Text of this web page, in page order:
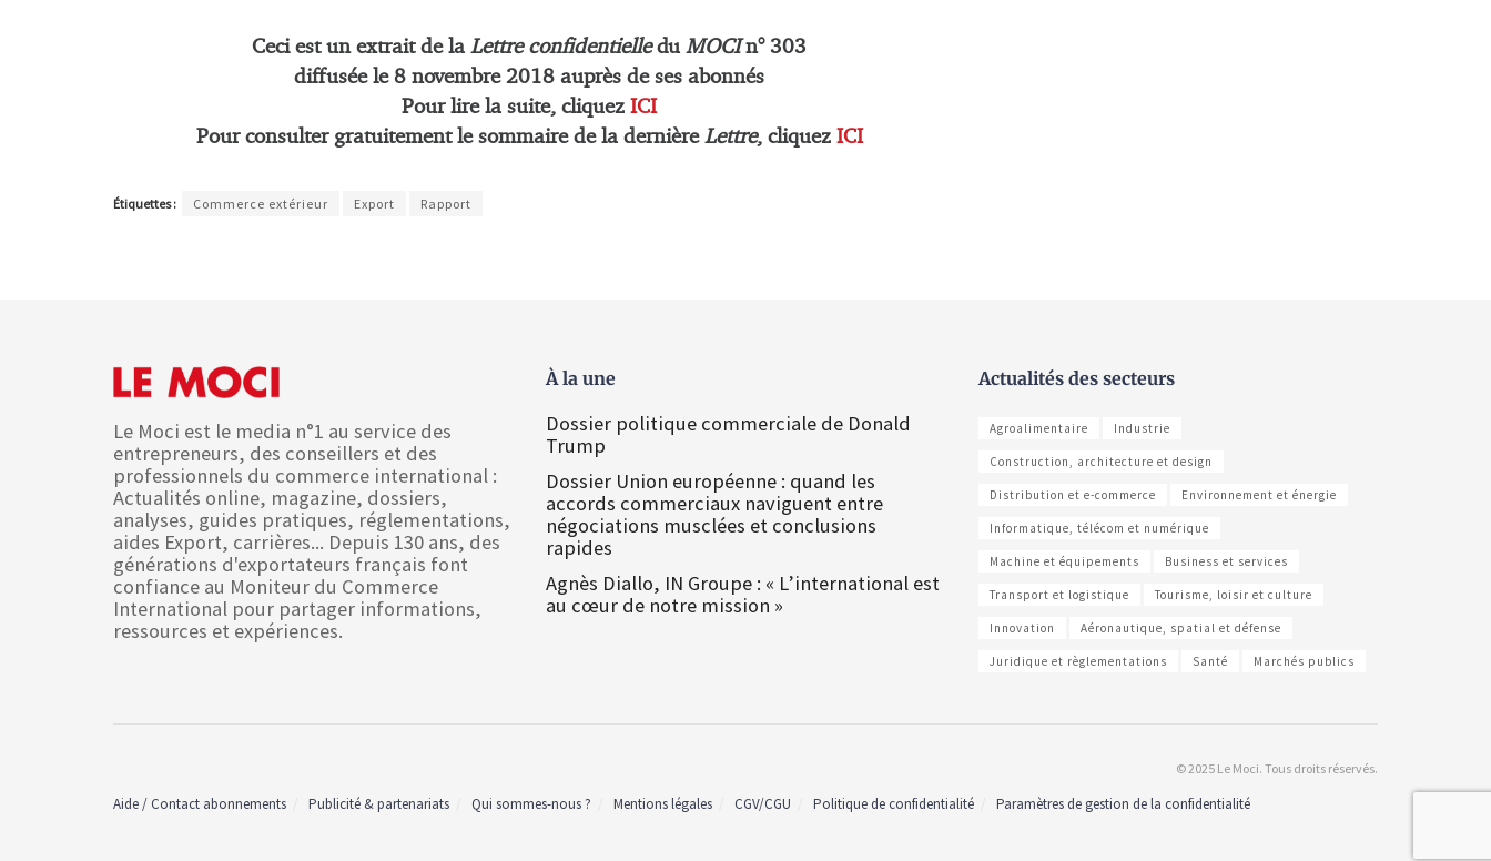
Ceci est un extrait de la Lettre confidentielledu MOCIn° 303
diffusée le 8 novembre 2018 auprès de ses abonnés
Pour lire la suite, cliquez ICI
Pour consulter gratuitement le sommaire de la dernière Lettre, cliquez ICI
Étiquettes : Commerce extérieur Export Rapport
Le Moci est le media n°1 au service des
entrepreneurs, des conseillers et des
professionnels du commerce international :
Actualités online, magazine, dossiers,
analyses, guides pratiques, réglementations,
aides Export, carrières... Depuis 130 ans, des
générations d'exportateurs français font
confiance au Moniteur du Commerce
International pour partager informations,
ressources et expériences.
À la une
Dossier politique commerciale de Donald
Trump
Dossier Union européenne : quand les
accords commerciaux naviguent entre
négociations musclées et conclusions
rapides
Agnès Diallo, IN Groupe : « L’international est
au cœur de notre mission »
Actualités des secteurs
Agroalimentaire Industrie
Construction, architecture et design
Distribution et e-commerce Environnement et énergie
Informatique, télécom et numérique
Machine et équipements Business et services
Transport et logistique Tourisme, loisir et culture
Innovation Aéronautique, spatial et défense
Juridique et règlementations Santé Marchés publics
© 2025 Le Moci. Tous droits réservés.
Aide / Contact abonnements Publicité & partenariats Qui sommes-nous ? Mentions légales CGV/CGU Politique de confidentialité Paramètres de gestion de la confidentialité